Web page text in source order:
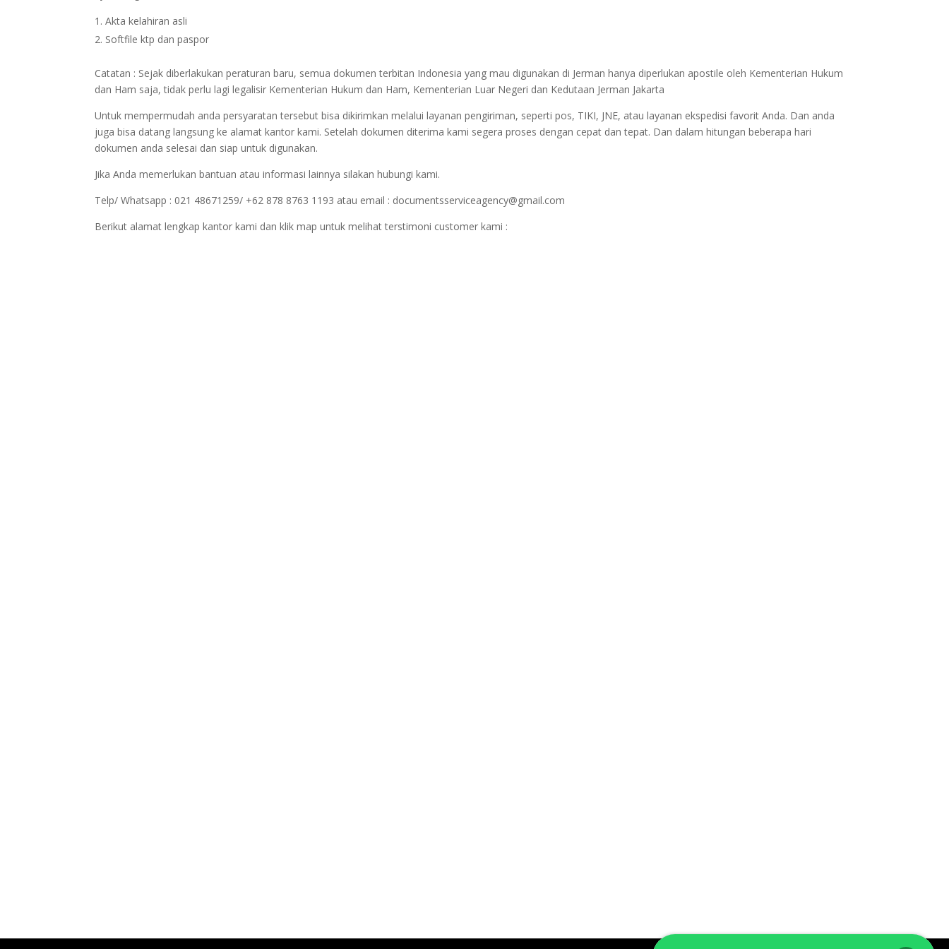
Akta kelahiran asli
Softfile ktp dan paspor
Catatan : Sejak diberlakukan peraturan baru, semua dokumen terbitan Indonesia yang mau digunakan di Jerman hanya diperlukan apostile oleh Kementerian Hukum
dan Ham saja, tidak perlu lagi legalisir Kementerian Hukum dan Ham, Kementerian Luar Negeri dan Kedutaan Jerman Jakarta
Untuk mempermudah anda persyaratan tersebut bisa dikirimkan melalui layanan pengiriman, seperti pos, TIKI, JNE, atau layanan ekspedisi favorit Anda. Dan anda
juga bisa datang langsung ke alamat kantor kami. Setelah dokumen diterima kami segera proses dengan cepat dan tepat. Dan dalam hitungan beberapa hari
dokumen anda selesai dan siap untuk digunakan.
Jika Anda memerlukan bantuan atau informasi lainnya silakan hubungi kami.
Telp/ Whatsapp : 021 48671259/ +62 878 8763 1193 atau email : documentsserviceagency@gmail.com
Berikut alamat lengkap kantor kami dan klik map untuk melihat terstimoni customer kami :